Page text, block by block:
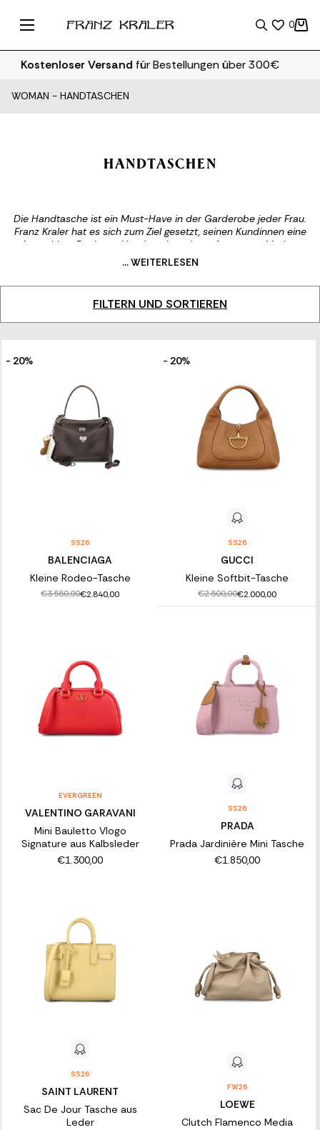
0
Versandfür Bestellungen über 300€
WOMAN - HANDTASCHEN
HANDTASCHEN
Die Handtasche ist ein Must-Have in der Garderobe jeder Frau.
Franz Kraler hat es sich zum Ziel gesetzt, seinen Kundinnen eine
Auswahl an Designer-Handtaschen der gefragtesten Marken
anzubieten, die jeden Geschmack und Wunsch erfüllen können.
weiterentwickelnden Stilen von Valentino Garavani, unsere
Materialien höchster Qualität aus, um der Frau von Franz Kraler
echten Luxus zu garantieren. Die Kollektion besteht aus
DAMEN-HANDTASCHEN
Entdecken Sie die große Auswahl an Designer-Handtaschen von
Franz Kraler, die für diejenigen gedacht ist, die immer im Trend
liegen möchten. Kombinieren Sie sie mit einem formellen Kleid
oder einer lässigen Jeans und verleihen Sie jedem Ihrer Looks
eine einzigartige Note. Nutzen Sie unseren engagierten
... WEITERLESEN
FILTERN UND SORTIEREN
- 20%
SS26
BALENCIAGA
Kleine Rodeo-Tasche
€3.550,00€2.840,00
- 20%
SS26
GUCCI
Kleine Softbit-Tasche
€2.500,00€2.000,00
EVERGREEN
VALENTINO GARAVANI
Mini Bauletto Vlogo
Signature aus Kalbsleder
€1.300,00
SS26
PRADA
Prada Jardinière Mini Tasche
€1.850,00
SS26
SAINT LAURENT
Sac De Jour Tasche aus
Leder
FW26
LOEWE
Clutch Flamenco Media